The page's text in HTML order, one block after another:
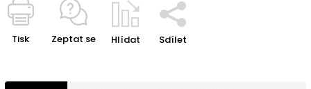
Tisk Zeptat se Hlídat Sdílet